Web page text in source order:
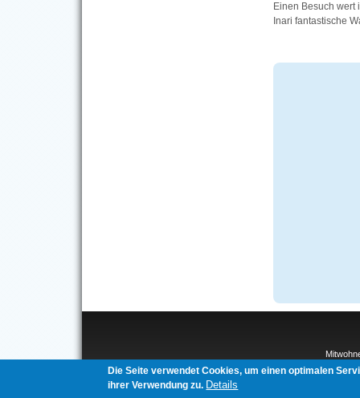
Einen Besuch wert
Inari fantastische
Die Seite verwendet Cookies, um einen optimalen
ihrer Verwendung zu. Details